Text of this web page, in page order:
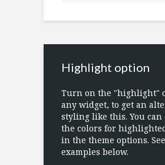
Highlight option
Turn on the "highlight"
any widget, to get an
styling like this. You can
the colors for
in the theme options.
examples below.